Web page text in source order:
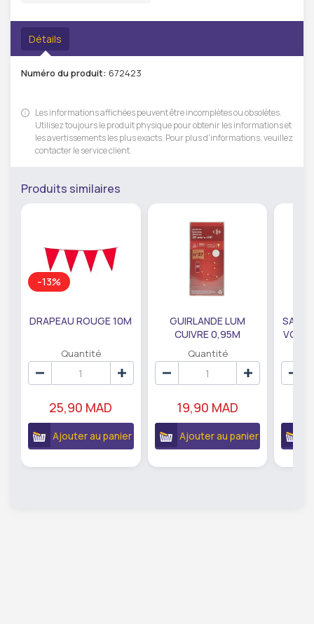
Détails
Numéro du produit: 672423
Les informations affichées peuvent être incomplètes ou obsolètes.
Utilisez toujours le produit physique pour obtenir les informations et
les avertissements les plus exacts. Pour plus d'informations, veuillez
contacter le service client.
Produits similaires
-13%
DRAPEAU ROUGE 10M
Quantité
25,90 MAD
Ajouter au panier
GUIRLANDE LUM
CUIVRE 0,95M
DE79207
Quantité
19,90 MAD
Ajouter au panier